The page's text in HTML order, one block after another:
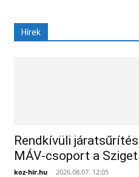
Hírek
Rendkívüli
MÁV-csoport a
koz-hir.hu - 2026.08.07. 12:05